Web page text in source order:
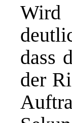
Wird
dass
der